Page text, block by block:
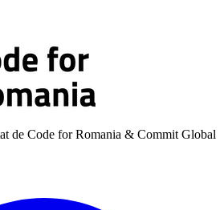
de Code for Romania & Commit Global